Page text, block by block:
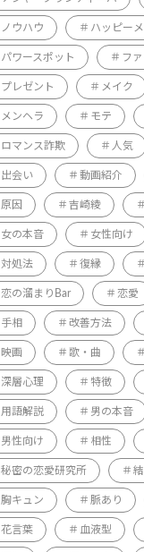
ノウハウ ハッピー
パワースポット フ
プレゼント メイク
メンヘラ モテ
ロマンス詐欺 人気
出会い 動画紹介
原因 吉崎綾
女の本音 女性向け
対処法 復縁
恋の溜まりBar 恋愛
手相 改善方法
映画 歌・曲
深層心理 特徴
用語解説 男の本音
男性向け 相性
秘密の恋愛研究所
胸キュン 脈あり
花言葉 血液型